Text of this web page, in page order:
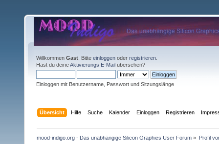
Willkommen Gast . Bitte einloggen oder registrieren
Hast du deineAktivierungs E-Mail übersehen?
Einloggen mit Benutzername, Passwort und Sitzungslänge
Übersicht Hilfe Suche Kalender Einloggen Registrieren
mood-indigo.org - Das unabhängige Silicon Graphics User Forum » Profil